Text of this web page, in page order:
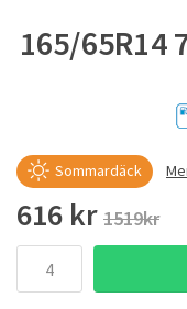
165/65R14
Sommardäck
616 kr 1519kr